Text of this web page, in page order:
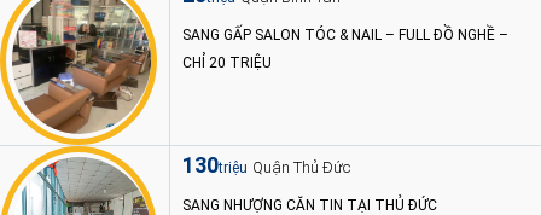
SANG GẤP SALON TÓC & NAIL – FULL ĐỒ NGHỀ –
CHỈ 20 TRIỆU
130triệu Quận Thủ Đức
SANG NHƯỢNG CĂN TIN TẠI THỦ ĐỨC